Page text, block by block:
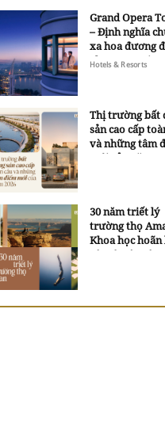
Grand Opera
– Định nghĩa
xa hoa đương
Sheraton Saigon
Hotels & Resorts
Thị trường bất
sản cao cấp
và những tâm
mới của năm
30 năm triết lý
trường thọ
Khoa học hoãn
và trí tuệ ngàn